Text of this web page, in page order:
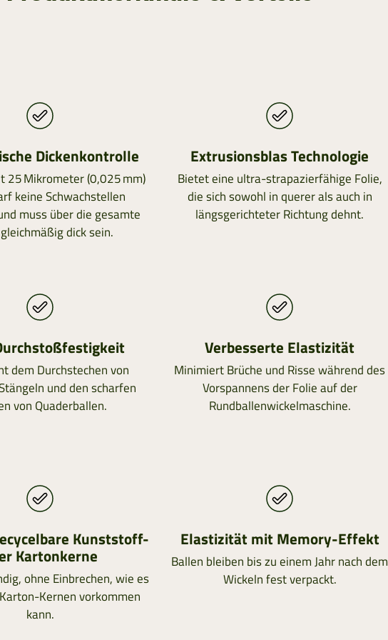
Dickenkontrolle
25 Mikrometer (0,025 mm)
keine Schwachstellen
muss über die gesamte
dick sein.
Extrusionsblas Technologie
Bietet eine ultra-strapazierfähige Folie,
die sich sowohl in querer als auch in
längsgerichteter Richtung dehnt.
dem Durchstechen von
und den scharfen
von Quaderballen.
Verbesserte Elastizität
Minimiert Brüche und Risse während des
Vorspannens der Folie auf der
Rundballenwickelmaschine.
Kunststoff-
Kartonkerne
ohne Einbrechen, wie es
Kernen vorkommen
kann.
Elastizität mit Memory-Effekt
Ballen bleiben bis zu einem Jahr nach dem
Wickeln fest verpackt.